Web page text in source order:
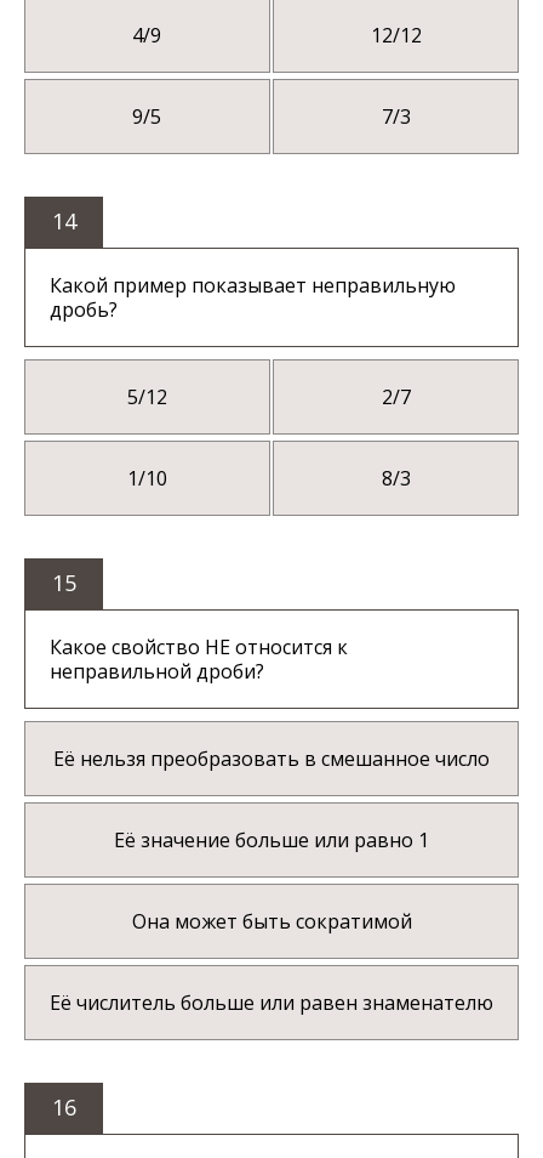
4/9 12/12
9/5 7/3
14
Какой пример показывает неправильную
дробь?
5/12 2/7
1/10 8/3
15
Какое свойство НЕ относится к
неправильной дроби?
Её нельзя преобразовать в смешанное число
Её значение больше или равно 1
Она может быть сократимой
Её числитель больше или равен знаменателю
16